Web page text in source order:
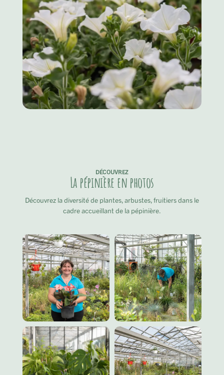
DÉCOUVREZ
La pépinière en photos
Découvrez la diversité de plantes, arbustes, fruitiers dans le
cadre accueillant de la pépinière.